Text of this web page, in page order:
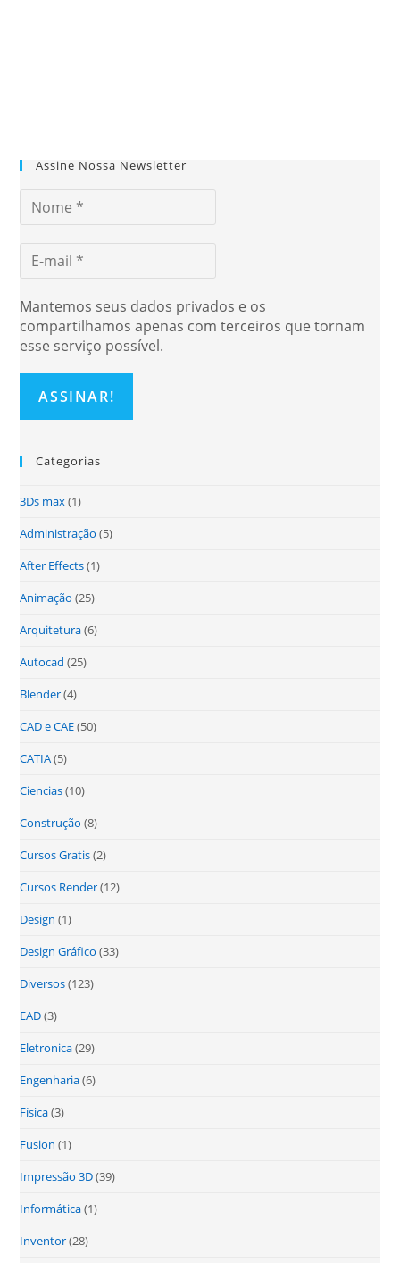
Assine Nossa Newsletter
Mantemos seus dados privados e os
compartilhamos apenas com terceiros que tornam
esse serviço possível.
Categorias
3Ds max(1)
Administração (5)
After Effects(1)
Animação (25)
Arquitetura(6)
Autocad (25)
Blender(4)
CAD e CAE(50)
CATIA(5)
Ciencias(10)
Construção (8)
Cursos Gratis(2)
Cursos Render(12)
Design (1)
Design Gráfico (33)
Diversos(123)
EAD(3)
Eletronica(29)
Engenharia(6)
Física(3)
Fusion (1)
Impressão 3D(39)
Informática(1)
Inventor(28)